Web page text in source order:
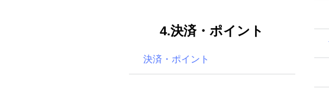
4.決済・ポイント
決済・ポイント